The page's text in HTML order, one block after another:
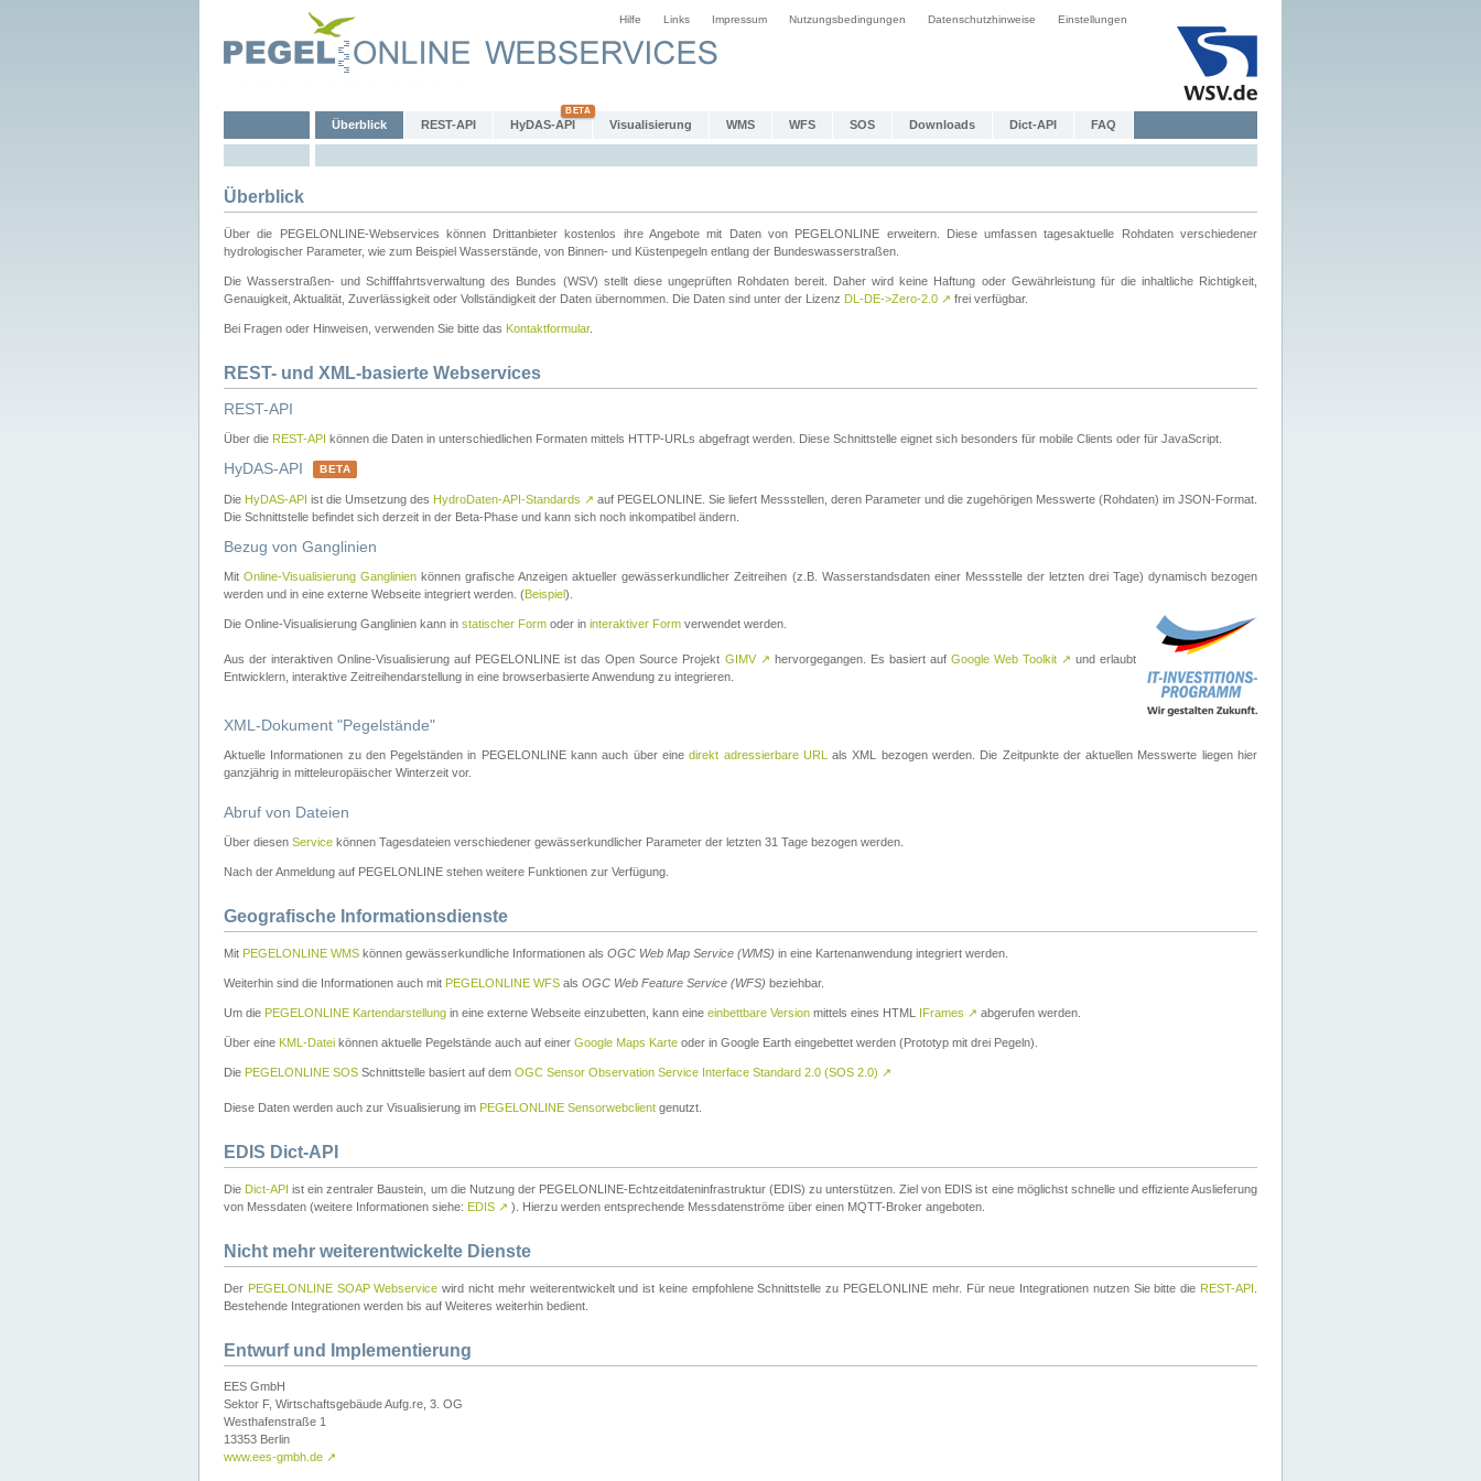
Hilfe Links Impressum Nutzungsbedingungen Datenschutzhinweise Einstellungen
Überblick REST-API HyDAS-API Visualisierung WMS WFS SOS Downloads Dict-API FAQ
Überblick
Über die PEGELONLINE-Webservices können Drittanbieter kostenlos ihre Angebote mit Daten von PEGELONLINE erweitern. Diese umfassen tagesaktuelle Rohdaten verschiedener
hydrologischer Parameter, wie zum Beispiel Wasserstände, von Binnen- und Küstenpegeln entlang der Bundeswasserstraßen.
Die Wasserstraßen- und Schifffahrtsverwaltung des Bundes (WSV) stellt diese ungeprüften Rohdaten bereit. Daher wird keine Haftung oder Gewährleistung für die inhaltliche Richtigkeit,
Genauigkeit, Aktualität, Zuverlässigkeit oder Vollständigkeit der Daten übernommen. Die Daten sind unter der Lizenz DL-DE->Zero-2.0 ↗ frei verfügbar.
Bei Fragen oder Hinweisen, verwenden Sie bitte das Kontaktformular.
REST- und XML-basierte Webservices
REST-API
Über die REST-API können die Daten in unterschiedlichen Formaten mittels HTTP-URLs abgefragt werden. Diese Schnittstelle eignet sich besonders für mobile Clients oder für JavaScript.
HyDAS-API BETA
Die HyDAS-API ist die Umsetzung des HydroDaten-API-Standards ↗ auf PEGELONLINE. Sie liefert Messstellen, deren Parameter und die zugehörigen Messwerte (Rohdaten) im JSON-Format.
Die Schnittstelle befindet sich derzeit in der Beta-Phase und kann sich noch inkompatibel ändern.
Bezug von Ganglinien
MitOnline-Visualisierung Ganglinien können grafische Anzeigen aktueller gewässerkundlicher Zeitreihen (z.B. Wasserstandsdaten einer Messstelle der letzten drei Tage) dynamisch bezogen
werden und in eine externe Webseite integriert werden. (Beispiel).
Die Online-Visualisierung Ganglinien kann in statischer Form oder in interaktiver Form verwendet werden.
Aus der interaktiven Online-Visualisierung auf PEGELONLINE ist das Open Source Projekt GIMV ↗ hervorgegangen. Es basiert auf Google Web Toolkit ↗ und erlaubt
Entwicklern, interaktive Zeitreihendarstellung in eine browserbasierte Anwendung zu integrieren.
XML-Dokument "Pegelstände"
Aktuelle Informationen zu den Pegelständen in PEGELONLINE kann auch über einedirekt adressierbare URL
als XML bezogen werden. Die Zeitpunkte der aktuellen Messwerte liegen hier
ganzjährig in mitteleuropäischer Winterzeit vor.
Abruf von Dateien
Über diesen Service können Tagesdateien verschiedener gewässerkundlicher Parameter der letzten 31 Tage bezogen werden.
Nach der Anmeldung auf PEGELONLINE stehen weitere Funktionen zur Verfügung.
Geografische Informationsdienste
Mit PEGELONLINE WMS können gewässerkundliche Informationen als OGC Web Map Service (WMS) in eine Kartenanwendung integriert werden.
Weiterhin sind die Informationen auch mit PEGELONLINE WFS als OGC Web Feature Service (WFS) beziehbar.
Um die PEGELONLINE Kartendarstellung in eine externe Webseite einzubetten, kann eine einbettbare Version mittels eines HTML IFrames ↗ abgerufen werden.
Über eine KML-Datei können aktuelle Pegelstände auch auf einer Google Maps Karte oder in Google Earth eingebettet werden (Prototyp mit drei Pegeln).
Die PEGELONLINE SOS Schnittstelle basiert auf dem OGC Sensor Observation Service Interface Standard 2.0 (SOS 2.0) ↗
Diese Daten werden auch zur Visualisierung im PEGELONLINE Sensorwebclient genutzt.
EDIS Dict-API
Die Dict-API ist ein zentraler Baustein, um die Nutzung der PEGELONLINE-Echtzeitdateninfrastruktur (EDIS) zu unterstützen. Ziel von EDIS ist eine möglichst schnelle und effiziente Auslieferung
von Messdaten (weitere Informationen siehe: EDIS ↗ ). Hierzu werden entsprechende Messdatenströme über einen MQTT-Broker angeboten.
Nicht mehr weiterentwickelte Dienste
Der PEGELONLINE SOAP Webservice wird nicht mehr weiterentwickelt und ist keine empfohlene Schnittstelle zu PEGELONLINE mehr. Für neue Integrationen nutzen Sie bitte die REST-API
Bestehende Integrationen werden bis auf Weiteres weiterhin bedient.
Entwurf und Implementierung
EES GmbH
Sektor F, Wirtschaftsgebäude Aufg.re, 3. OG
Westhafenstraße 1
13353 Berlin
www.ees-gmbh.de ↗